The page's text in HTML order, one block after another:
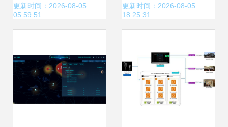
化用户体验与营销
更新时间：2026-08-05
05:59:51
据处理的协同优化
更新时间：2026-08-05
18:25:31